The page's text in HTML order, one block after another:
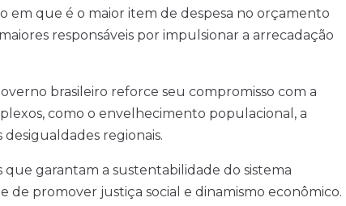
em que é o maior item de despesa no orçamento
responsáveis por impulsionar a arrecadação
brasileiro reforce seu compromisso com a
como o envelhecimento populacional, a
regionais.
garantam a sustentabilidade do sistema
de promover justiça social e dinamismo econômico.